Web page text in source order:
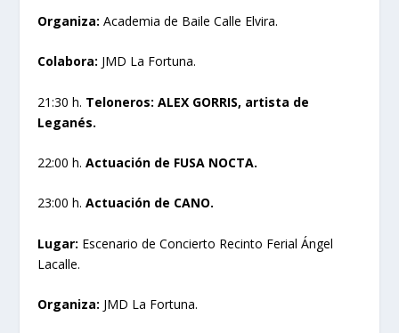
Organiza:Academia de Baile Calle Elvira.
Colabora: JMD La Fortuna.
21:30 h. Teloneros: ALEX GORRIS, artista de
Leganés.
22:00 h.Actuación de FUSA NOCTA.
23:00 h.Actuación de CANO.
Lugar: Escenario de Concierto Recinto Ferial Ángel
Lacalle.
Organiza: JMD La Fortuna.